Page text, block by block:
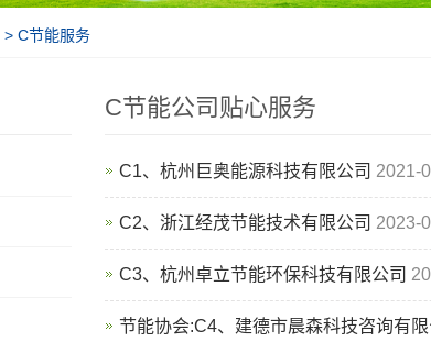
> C节能服务
C节能公司贴心服务
C1、杭州巨奥能源科技有限公司 2021-
C2、浙江经茂节能技术有限公司 2023-
C3、杭州卓立节能环保科技有限公司
节能协会:C4、建德市晨森科技咨询有限